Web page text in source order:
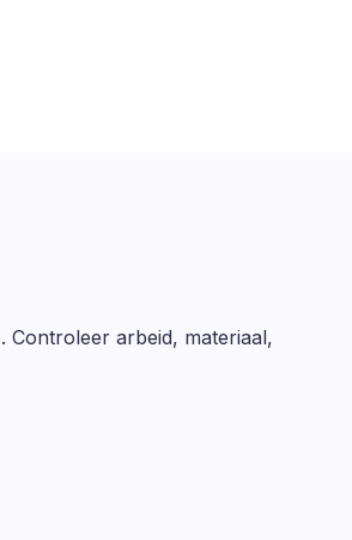
Controleer arbeid, materiaal,